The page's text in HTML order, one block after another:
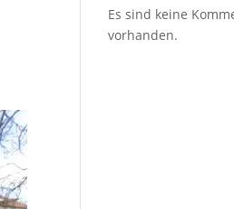
Es sind keine
vorhanden.